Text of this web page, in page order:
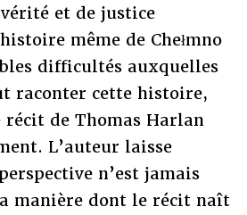
et de justice
même de Chełmno
difficultés auxquelles
raconter cette histoire,
de Thomas Harlan
L’auteur laisse
n’est jamais
manière dont le récit naît